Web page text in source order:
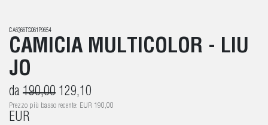
CA6366TS061P9654
CAMICIA MULTICOLOR - LIU
JO
da 190,00 129,10
Prezzo più basso recente: EUR 190,00
EUR